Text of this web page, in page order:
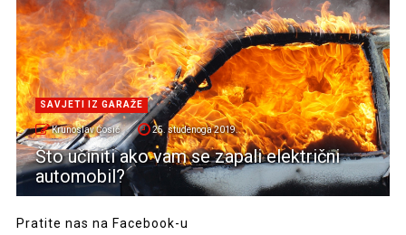
SAVJETI IZ GARAŽE
Krunoslav Ćosić 25. studenoga 2019.
Što učiniti ako vam se zapali električni
automobil?
Pratite nas na Facebook-u